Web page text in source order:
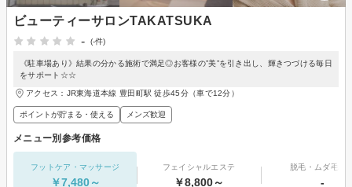
ビューティーサロンTAKATSUKA
-
(-件)
《駐車場あり》結果の分かる施術で満足◎お客様の”美”を引き出し、輝きつづける毎日
をサポート☆☆
アクセス：JR東海道本線 豊田町駅 徒歩45分（車で12分）
ポイントが貯まる・使える メンズ歓迎
メニュー別参考価格
フットケア・マッサージ
￥7,480～
フェイシャルエステ
￥8,800～
脱毛・ムダ毛処
-